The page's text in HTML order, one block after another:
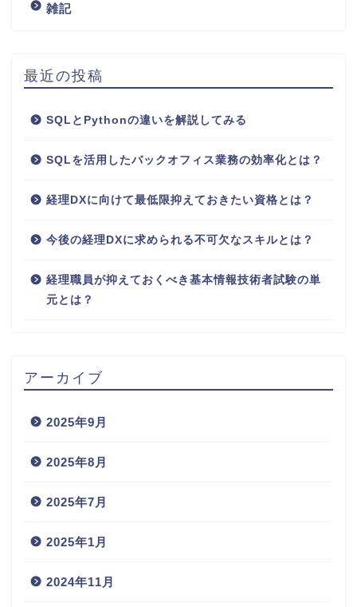
雑記
最近の投稿
SQLとPythonの違いを解説してみる
SQLを活用したバックオフィス業務の効率化とは？
経理DXに向けて最低限抑えておきたい資格とは？
今後の経理DXに求められる不可欠なスキルとは？
経理職員が抑えておくべき基本情報技術者試験の単
元とは？
アーカイブ
2025年9月
2025年8月
2025年7月
2025年1月
2024年11月